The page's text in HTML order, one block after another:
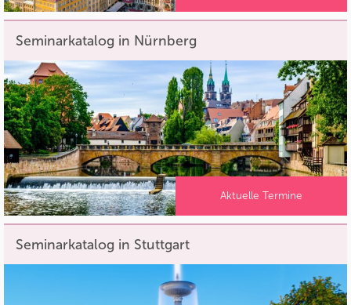
Seminarkatalog in Nürnberg
Aktuelle Termine
Seminarkatalog in Stuttgart